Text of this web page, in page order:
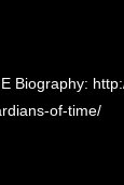
Biography:
of-time/